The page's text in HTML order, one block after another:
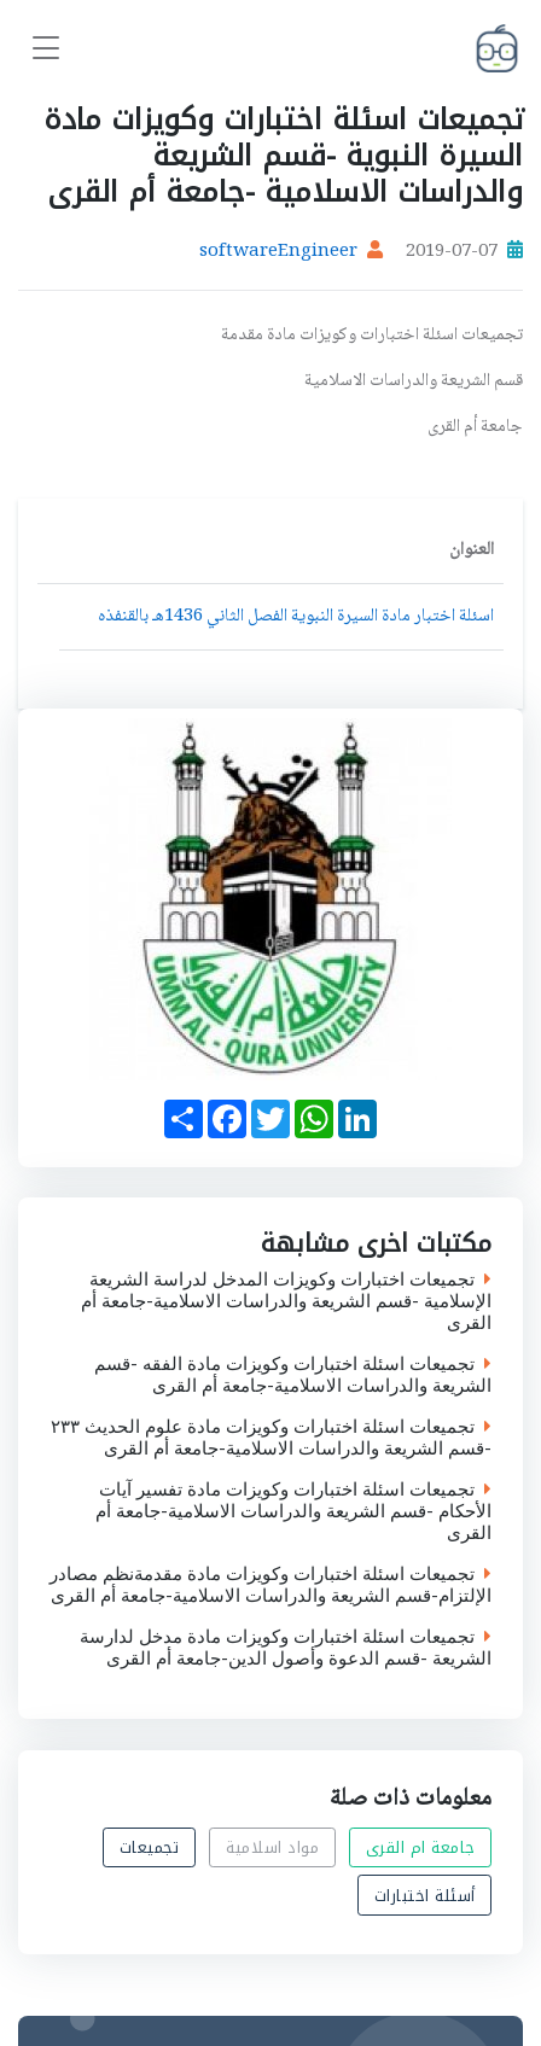
تجميعات اسئلة اختبارات وكويزات مادة
السيرة النبوية -قسم الشريعة
والدراسات الاسلامية -جامعة أم القرى
2019-07-07
softwareEngineer
تجميعات اسئلة اختبارات وكويزات مادة مقدمة
قسم الشريعة والدراسات الاسلامية
جامعة أم القرى
العنوان
اسئلة اختبار مادة السيرة النبوية الفصل الثاني 1436هـ بالقنفذه
S
h
a
F
a
c
T
w
i
W
h
a
p
p
L
i
n
n
مكتبات اخرى مشابهة
تجميعات اختبارات وكويزات المدخل لدراسة الشريعة
الإسلامية -قسم الشريعة والدراسات الاسلامية-جامعة أم
القرى
تجميعات اسئلة اختبارات وكويزات مادة الفقه -قسم
الشريعة والدراسات الاسلامية-جامعة أم القرى
تجميعات اسئلة اختبارات وكويزات مادة علوم الحديث ٢٣٣
-قسم الشريعة والدراسات الاسلامية-جامعة أم القرى
تجميعات اسئلة اختبارات وكويزات مادة تفسير آيات
الأحكام -قسم الشريعة والدراسات الاسلامية-جامعة أم
القرى
تجميعات اسئلة اختبارات وكويزات مادة مقدمةنظم مصادر
الإلتزام-قسم الشريعة والدراسات الاسلامية-جامعة أم القرى
تجميعات اسئلة اختبارات وكويزات مادة مدخل لدارسة
الشريعة -قسم الدعوة وأصول الدين-جامعة أم القرى
معلومات ذات صلة
جامعة ام القرى مواد اسلامية
تجميعات
أسئلة اختبارات